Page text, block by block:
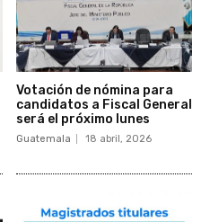
Votación de nómina para
candidatos a Fiscal General
será el próximo lunes
Guatemala 18 abril, 2026